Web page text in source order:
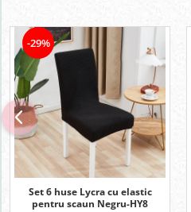
-29%
Set 6 huse Lycra cu elastic
pentru scaun Negru-HY8